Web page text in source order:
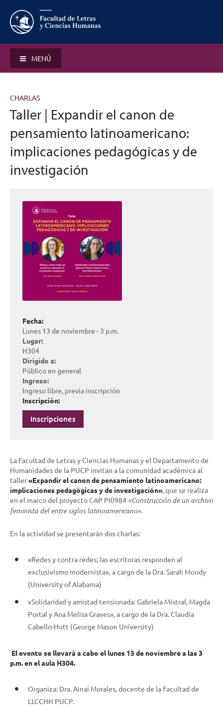
MENÚ
CHARLAS
Taller | Expandir el canon de
pensamiento latinoamericano:
implicaciones pedagógicas y de
investigación
Fecha:
Lunes 13 de noviembre - 3 p.m.
Lugar:
H304
Dirigido a:
Público en general
Ingreso:
Ingreso libre, previa inscripción
Inscripción:
Inscripciones
La Facultad de Letras y Ciencias Humanas y el Departamento de
Humanidades de la PUCP invitan a la comunidad académica al
taller«Expandir el canon de pensamiento latinoamericano:
implicaciones pedagógicas y de investigación», que se realiza
en el marco del proyecto CAP PI0984 «Construcción de un archivo
feminista del entre siglos latinoamericano».
En la actividad se presentarán dos charlas:
«Redes y contra redes; las escritoras responden al
exclusivismo modernista», a cargo de la Dra. Sarah Moody
(University of Alabama)
«Solidaridad y amistad tensionada: Gabriela Mistral, Magda
Portal y Ana Melisa Graves», a cargo de la Dra. Claudia
Cabello-Hutt (George Mason University)
El evento se llevará a cabo el lunes 13 de noviembre a las 3
p.m. en el aula H304.
Organiza: Dra. Ainaí Morales, docente de la Facultad de
LLCCHH PUCP.